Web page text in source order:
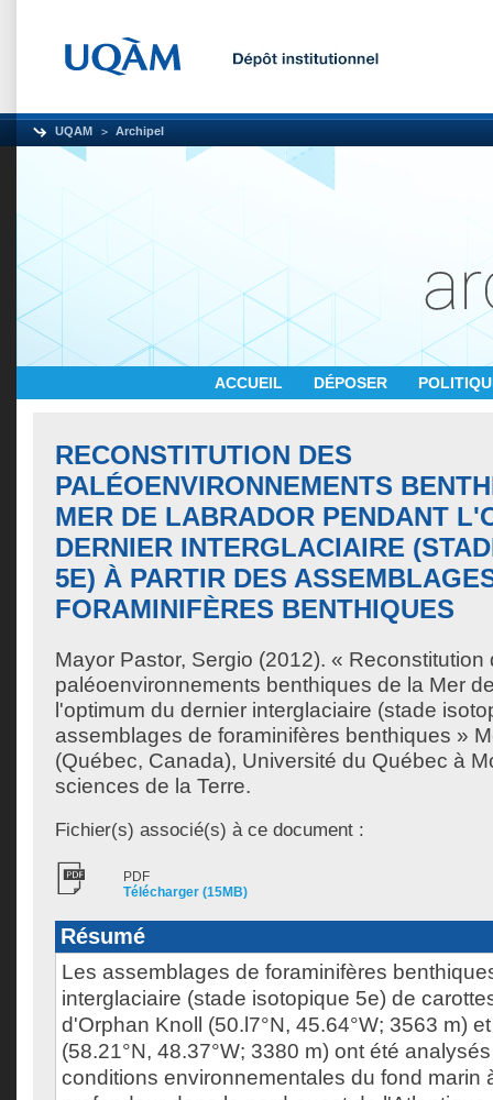
UQAM Archipel
ACCUEIL DÉPOSER
RECONSTITUTION DES
PALÉOENVIRONNEMENTS
MER DE LABRADOR PENDANT
DERNIER INTERGLACIAIRE
5E) À PARTIR DES
FORAMINIFÈRES BENTHIQUES
Mayor Pastor, Sergio (2012). « Reconstitution
paléoenvironnements benthiques de la Mer
l'optimum du dernier interglaciaire (stade
assemblages de foraminifères benthiques »
(Québec, Canada), Université du Québec à
sciences de la Terre.
Fichier(s) associé(s) à ce document :
PDF
Télécharger (15MB)
Résumé
Les assemblages de foraminifères
interglaciaire (stade isotopique 5e) de
d'Orphan Knoll (50.l7°N, 45.64°W; 3563 m)
(58.21°N, 48.37°W; 3380 m) ont été
conditions environnementales du fond marin